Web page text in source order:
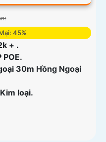
45%
+ .
POE.
30m Hồng Ngoại
loại.